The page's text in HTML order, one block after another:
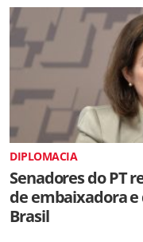
DIPLOMACIA
Senadores do PT
de embaixadora
Brasil